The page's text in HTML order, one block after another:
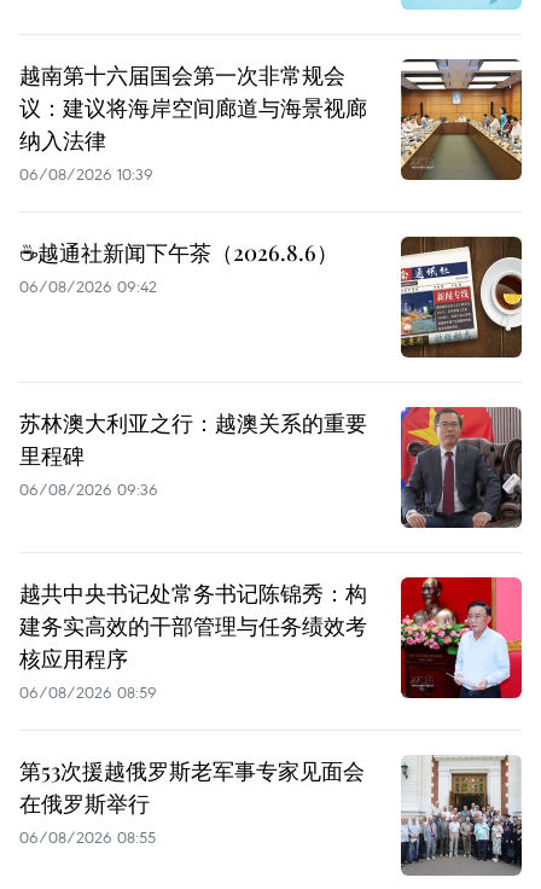
越南第十六届国会第一次非常规会
议：建议将海岸空间廊道与海景视廊
纳入法律
06/08/2026 10:39
☕️越通社新闻下午茶（2026.8.6）
06/08/2026 09:42
苏林澳大利亚之行：越澳关系的重要
里程碑
06/08/2026 09:36
越共中央书记处常务书记陈锦秀：构
建务实高效的干部管理与任务绩效考
核应用程序
06/08/2026 08:59
第53次援越俄罗斯老军事专家见面会
在俄罗斯举行
06/08/2026 08:55